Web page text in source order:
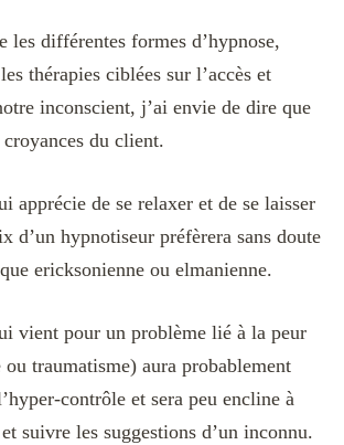
les différentes formes d’hypnose,
thérapies ciblées sur l’accès et
inconscient, j’ai envie de dire que
croyances du client.
apprécie de se relaxer et de se laisser
d’un hypnotiseur préfèrera sans doute
ericksonienne ou elmanienne.
vient pour un problème lié à la peur
traumatisme) aura probablement
contrôle et sera peu encline à
suivre les suggestions d’un inconnu.